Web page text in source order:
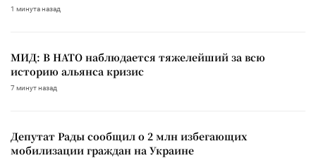
1 минута назад
МИД: В НАТО наблюдается тяжелейший за всю
историю альянса кризис
7 минут назад
Депутат Рады сообщил о 2 млн избегающих
мобилизации граждан на Украине